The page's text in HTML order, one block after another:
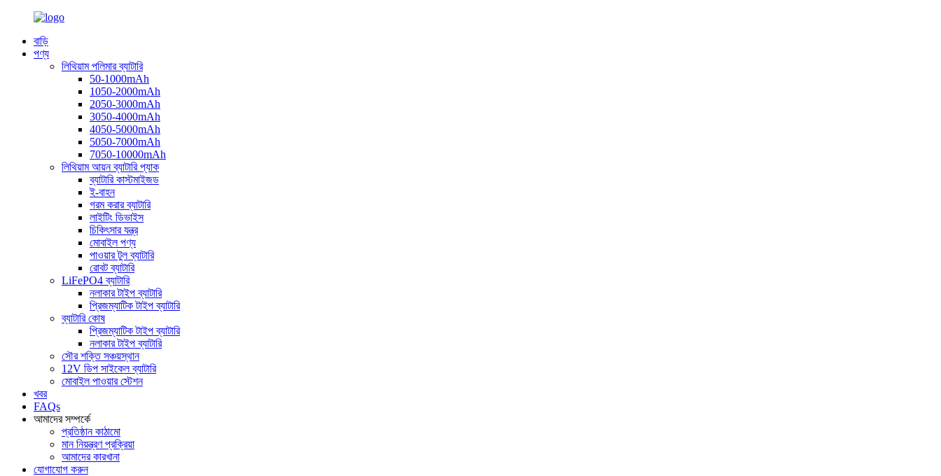
বাড়ি
পণ্য
লিথিয়াম পলিমার ব্যাটারি
50-1000mAh
1050-2000mAh
2050-3000mAh
3050-4000mAh
4050-5000mAh
5050-7000mAh
7050-10000mAh
লিথিয়াম আয়ন ব্যাটারি প্যাক
ব্যাটারি কাস্টমাইজড
ই-বাহন
গরম করার ব্যাটারি
লাইটিং ডিভাইস
চিকিৎসার যন্ত্র
মোবাইল পণ্য
পাওয়ার টুল ব্যাটারি
রোবট ব্যাটারি
LiFePO4 ব্যাটারি
নলাকার টাইপ ব্যাটারি
প্রিজম্যাটিক টাইপ ব্যাটারি
ব্যাটারি কোষ
প্রিজম্যাটিক টাইপ ব্যাটারি
নলাকার টাইপ ব্যাটারি
সৌর শক্তি সঞ্চয়স্থান
12V ডিপ সাইকেল ব্যাটারি
মোবাইল পাওয়ার স্টেশন
খবর
FAQs
আমাদের সম্পর্কে
প্রতিষ্ঠান কাঠামো
মান নিয়ন্ত্রণ প্রক্রিয়া
আমাদের কারখানা
যোগাযোগ করুন